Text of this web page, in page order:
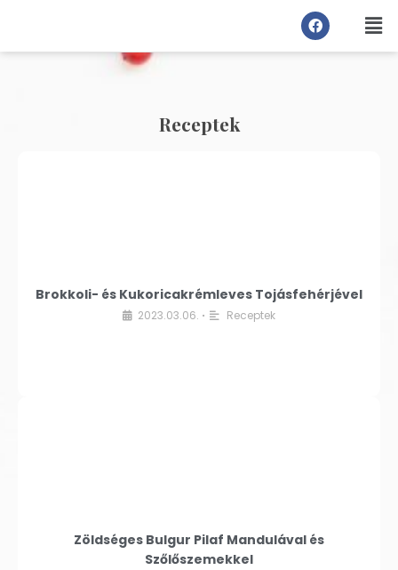
Receptek
Brokkoli- és Kukoricakrémleves Tojásfehérjével
2023.03.06. • Receptek
Zöldséges Bulgur Pilaf Mandulával és
Szőlőszemekkel